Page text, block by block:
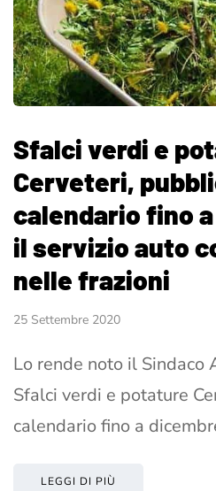
Sfalci verdi e
Cerveteri,
calendario fino
il servizio auto
nelle frazioni
25 Settembre 2020
Lo rende noto il Sindaco
Sfalci verdi e potature
calendario fino a
LEGGI DI PIÙ